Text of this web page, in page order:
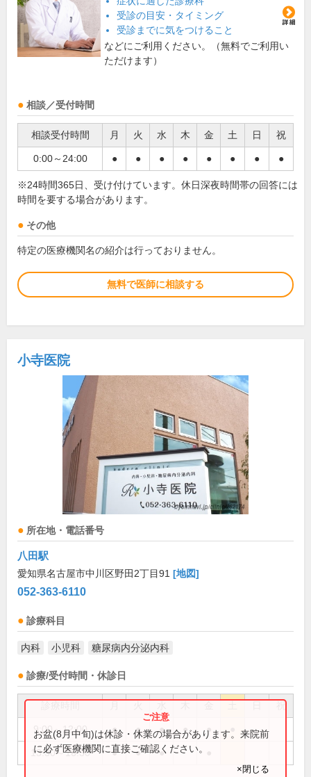
受診の目安・タイミング
受診までに気をつけること
などにご利用ください。（無料でご利用い
ただけます）
相談／受付時間
相談受付時間 月 火 水 木 金 土 日 祝
0:00～24:00 ● ● ● ● ● ● ● ●
※24時間365日、受け付けています。休日深夜時間帯の回答には
時間を要する場合があります。
その他
特定の医療機関名の紹介は行っておりません。
無料で医師に相談する
小寺医院
所在地・電話番号
八田駅
愛知県名古屋市中川区野田2丁目91 [地図]
052-363-6110
診療科目
内科 小児科 糖尿病内分泌内科
診療/受付時間・休診日
祝
9:00～12:00 ● ● ● ● ●
13:30～16:30 ● ● ●
お盆(8月中旬)は休診・休業の場合があります。来院前
に必ず医療機関に直接ご確認ください。
×閉じる